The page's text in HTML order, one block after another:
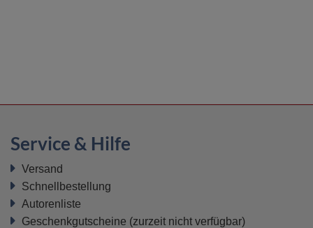
Service & Hilfe
Versand
Schnellbestellung
Autorenliste
Geschenkgutscheine (zurzeit nicht verfügbar)